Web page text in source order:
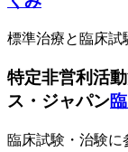
標準治療と臨床試
特定非営利活
ス・ジャパン
臨床試験・治験